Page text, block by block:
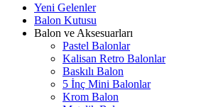
Yeni Gelenler
Balon Kutusu
Balon ve Aksesuarları
Pastel Balonlar
Kalisan Retro Balonlar
Baskılı Balon
5 İnç Mini Balonlar
Krom Balon